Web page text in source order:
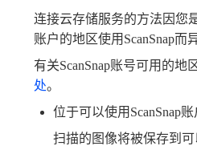
连接云存储服务的方法因您
账户的地区使用ScanSnap而异
有关ScanSnap账号可用的地
处。
位于可以使用ScanSnap
扫描的图像将被保存到可